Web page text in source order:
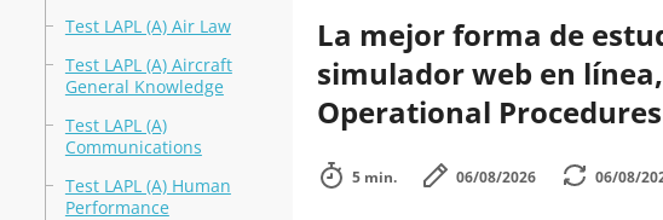
Test LAPL (A) Air Law
Test LAPL (A) Aircraft
General Knowledge
Test LAPL (A)
Communications
Test LAPL (A) Human
Performance
La mejor forma de
simulador web en
Operational
5 min. 06/08/2026 06/08/